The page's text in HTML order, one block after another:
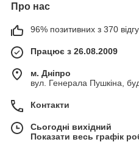
Про нас
96% позитивних з 370
Працює з 26.08.2009
м. Дніпро
вул. Генерала Пушкіна,
Контакти
Сьогодні вихідний
Показати весь графік